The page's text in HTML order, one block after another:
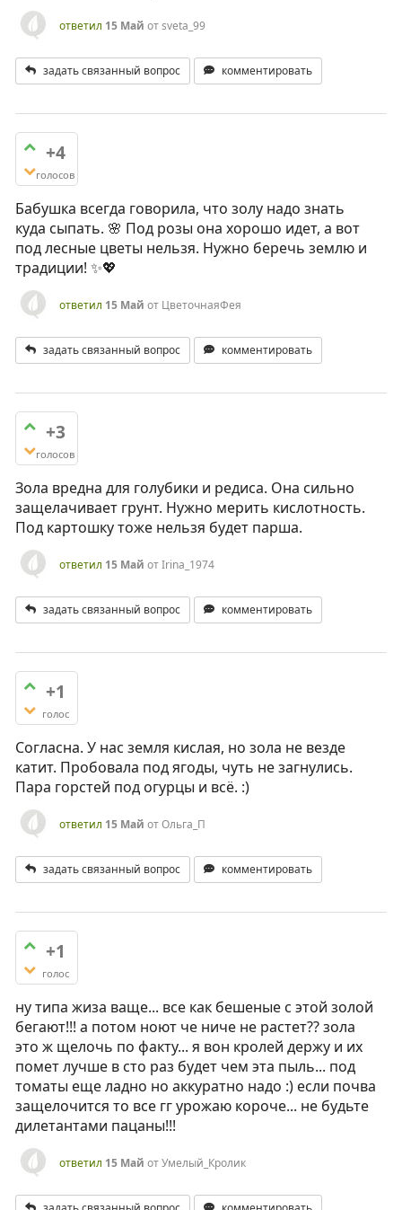
ответил 15 Май отsveta_99
задать связанный вопрос комментировать
+4
голосов
Бабушка всегда говорила, что золу надо знать
куда сыпать. 🌸 Под розы она хорошо идет, а вот
под лесные цветы нельзя. Нужно беречь землю и
традиции! ✨💖
ответил 15 Май от ЦветочнаяФея
задать связанный вопрос комментировать
+3
голосов
Зола вредна для голубики и редиса. Она сильно
защелачивает грунт. Нужно мерить кислотность.
Под картошку тоже нельзя будет парша.
ответил 15 Май отIrina_1974
задать связанный вопрос комментировать
+1
голос
Согласна. У нас земля кислая, но зола не везде
катит. Пробовала под ягоды, чуть не загнулись.
Пара горстей под огурцы и всё. :)
ответил 15 Май отОльга_П
задать связанный вопрос комментировать
+1
голос
ну типа жиза ваще... все как бешеные с этой золой
бегают!!! а потом ноют че ниче не растет?? зола
это ж щелочь по факту... я вон кролей держу и их
помет лучше в сто раз будет чем эта пыль... под
томаты еще ладно но аккуратно надо :) если почва
защелочится то все гг урожаю короче... не будьте
дилетантами пацаны!!!
ответил 15 Май отУмелый_Кролик